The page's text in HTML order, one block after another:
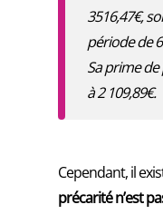
3516,47€,
période de
Sa prime
à 2 109,89€.
Cependant, il
précarité n’est